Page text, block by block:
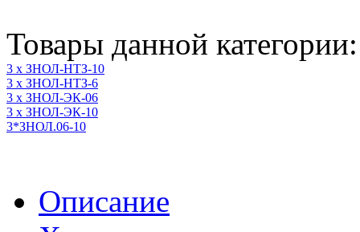
Товары данной категории:
3 х ЗНОЛ-НТЗ-10
3 х ЗНОЛ-НТЗ-6
3 х ЗНОЛ-ЭК-06
3 х ЗНОЛ-ЭК-10
3*ЗНОЛ.06-10
Описание